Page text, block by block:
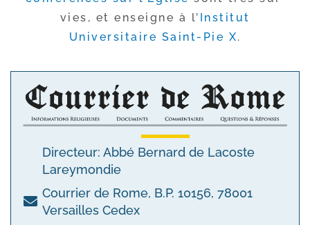
vies, et enseigne à l’ Institut
Universitaire Saint-​Pie X.
Directeur: Abbé Bernard de Lacoste
Lareymondie
Courrier de Rome, B.P. 10156, 78001
Versailles Cedex